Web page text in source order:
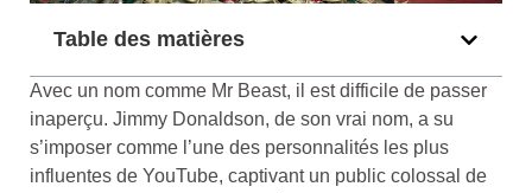
Table des matières
Avec un nom comme Mr Beast, il est difficile de passer
inaperçu. Jimmy Donaldson, de son vrai nom, a su
s’imposer comme l’une des personnalités les plus
influentes de YouTube, captivant un public colossal de